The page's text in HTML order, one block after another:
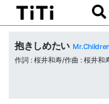
抱きしめたい
作詞 : 桜井和寿/作曲 : 桜井和